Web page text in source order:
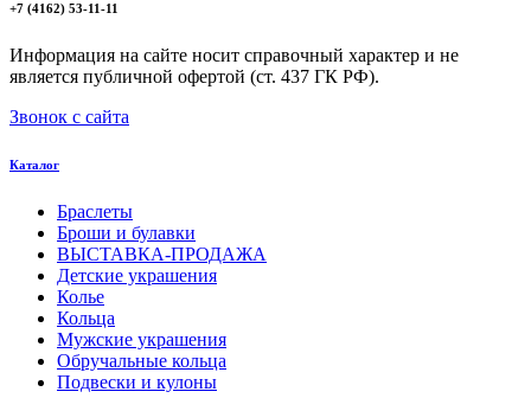
+7 (4162) 53-11-11
Информация на сайте носит справочный характер и не
является публичной офертой (ст. 437 ГК РФ).
Звонок с сайта
Каталог
Браслеты
Броши и булавки
ВЫСТАВКА-ПРОДАЖА
Детские украшения
Колье
Кольца
Мужские украшения
Обручальные кольца
Подвески и кулоны